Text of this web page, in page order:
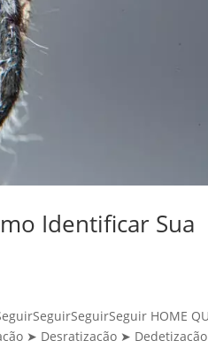
Identificar Sua
HOME
➤ Desratização ➤ Dedetização